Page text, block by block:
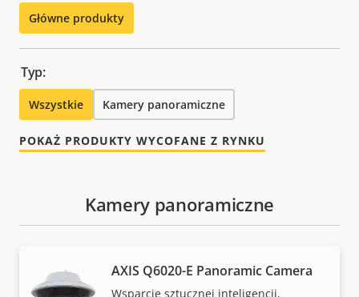
Główne produkty
Typ:
Wszystkie Kamery panoramiczne
POKAŻ PRODUKTY WYCOFANE Z RYNKU
Kamery panoramiczne
AXIS Q6020-E Panoramic Camera
Wsparcie sztucznej inteligencji,